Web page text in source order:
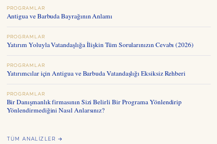
PROGRAMLAR
Antigua ve Barbuda Bayrağının Anlamı
PROGRAMLAR
Yatırım Yoluyla Vatandaşlığa İlişkin Tüm Sorularınızın Cevabı (2026)
PROGRAMLAR
Yatırımcılar için Antigua ve Barbuda Vatandaşlığı Eksiksiz Rehberi
PROGRAMLAR
Bir Danışmanlık firmasının Sizi Belirli Bir Programa Yönlendirip
Yönlendirmediğini Nasıl Anlarsınız?
TÜM ANALIZLER →